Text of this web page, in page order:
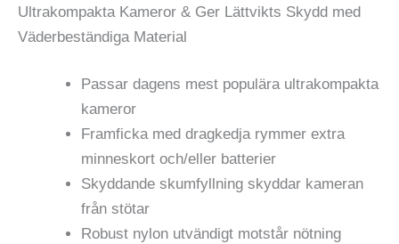
Ultrakompakta Kameror & Ger Lättvikts Skydd med
Väderbeständiga Material
Passar dagens mest populära ultrakompakta
kameror
Framficka med dragkedja rymmer extra
minneskort och/eller batterier
Skyddande skumfyllning skyddar kameran
från stötar
Robust nylon utvändigt motstår nötning